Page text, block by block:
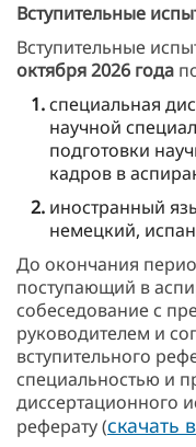
Вступительные
Вступительные
октября2026 года
специальная
научной
подготовки
кадров в
иностранный
немецкий,
До окончания
поступающий в
собеседование с
руководителем и
вступительного
специальностью и
диссертационного
реферату (скачать